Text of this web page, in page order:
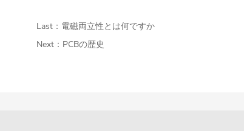
Last： 電磁両立性とは何ですか
Next： PCBの歴史